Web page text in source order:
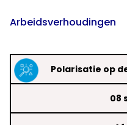
Arbeidsverhoudingen
Polarisatie op
08